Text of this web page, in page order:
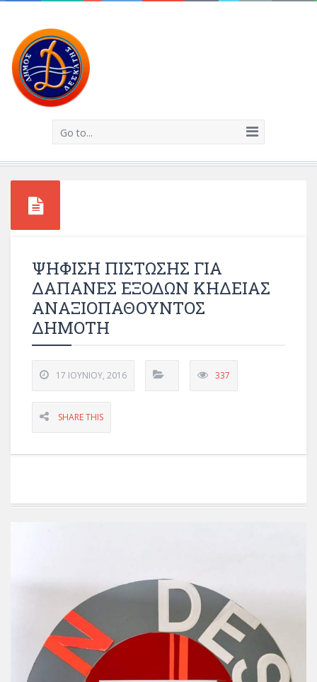
Go to...
ΨΗΦΙΣΗ ΠΙΣΤΩΣΗΣ ΓΙΑ
ΔΑΠΑΝΕΣ ΕΞΟΔΩΝ ΚΗΔΕΙΑΣ
ΑΝΑΞΙΟΠΑΘΟΥΝΤΟΣ
ΔΗΜΟΤΗ
17 ΙΟΥΝΊΟΥ, 2016 337
SHARE THIS